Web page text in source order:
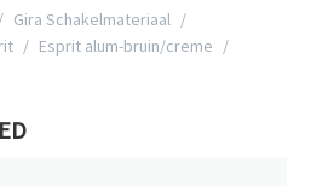
/ Gira Schakelmateriaal /
/ Esprit alum-bruin/creme /